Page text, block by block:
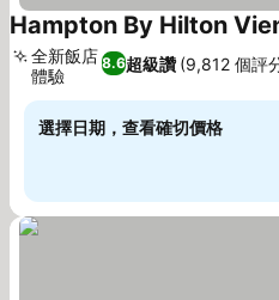
Hampton By Hilton
8.6超級讚 (9,812 個評
全新飯店
體驗
選擇日期，查看確切價格